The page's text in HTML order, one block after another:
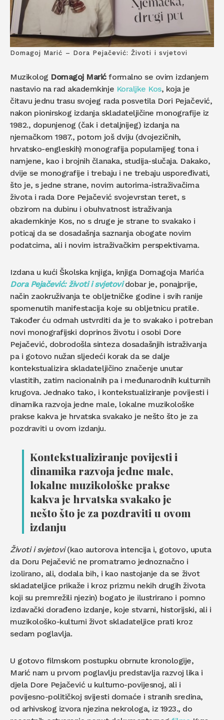
Domagoj Marić – Dora Pejačević: Životi i svjetovi
Muzikolog Domagoj Marićformalno se ovim izdanjem
nastavio na rad akademkinje Koraljke Kos, koja je
čitavu jednu trasu svojeg rada posvetila Dori Pejačević,
nakon pionirskog izdanja skladateljičine monografije iz
1982., dopunjenog (čak i detaljnijeg) izdanja na
njemačkom 1987., potom još dviju (dvojezičnih,
hrvatsko-engleskih) monografija popularnijeg tona i
namjene, kao i brojnih članaka, studija-slučaja. Dakako,
dvije se monografije i trebaju i ne trebaju uspoređivati,
što je, s jedne strane, novim autorima-istraživačima
života i rada Dore Pejačević svojevrstan teret, s
obzirom na dubinu i obuhvatnost istraživanja
akademkinje Kos, no s druge je strane to svakako i
poticaj da se dosadašnja saznanja obogate novim
podatcima, ali i novim istraživačkim perspektivama.
Izdana u kući Školska knjiga, knjiga Domagoja Marića
Dora Pejačević: životi i svjetovidobar je, ponajprije,
način zaokruživanja te obljetničke godine i svih ranije
spomenutih manifestacija koje su obljetnicu pratile.
Također ću odmah ustvrditi da je to svakako i potreban
novi monografijski doprinos životu i osobi Dore
Pejačević, dobrodošla sinteza dosadašnjih istraživanja
pa i gotovo nužan sljedeći korak da se dalje
kontekstualizira skladateljičino značenje unutar
vlastitih, zatim nacionalnih pa i međunarodnih kulturnih
krugova. Jednako tako, i kontekstualiziranje povijesti i
dinamika razvoja jedne male, lokalne muzikološke
prakse kakva je hrvatska svakako je nešto što je za
pozdraviti u ovom izdanju.
Kontekstualiziranje povijesti i
dinamika razvoja jedne male,
lokalne muzikološke prakse
kakva je hrvatska svakako je
nešto što je za pozdraviti u ovom
izdanju
Životi i svjetovi(kao autorova intencija i, gotovo, uputa
da Doru Pejačević ne promatramo jednoznačno i
izolirano, ali, dodala bih, i kao nastojanje da se život
skladateljice prikaže i kroz prizmu nekih drugih života
koji su premrežili njezin) bogato je ilustrirano i pomno
izdavački dorađeno izdanje, koje stvarni, historijski, ali i
muzikološko-kulturni život skladateljice prati kroz
sedam poglavlja.
U gotovo filmskom postupku obrnute kronologije,
Marić nam u prvom poglavlju predstavlja razvoj lika i
djela Dore Pejačević u kulturno-povijesnoj, ali i
povijesno-političkoj svijesti domaće i stranih sredina,
od arhivskog izvora njezina nekrologa, iz 1923., do